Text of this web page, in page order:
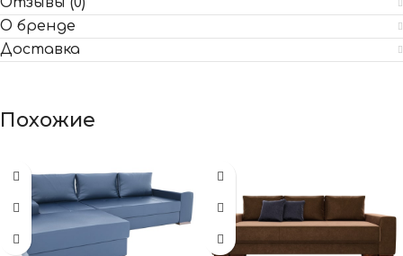
О бренде
Доставка
Похожие